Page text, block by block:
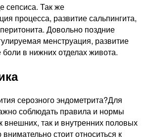
сепсиса. Так же
процесса, развитие сальпингита,
Довольно поздние
менструация, развитие
в нижних отделах живота.
серозного эндометрита?Для
соблюдать правила и нормы
внешних, так и внутренних половых
стоит относиться к